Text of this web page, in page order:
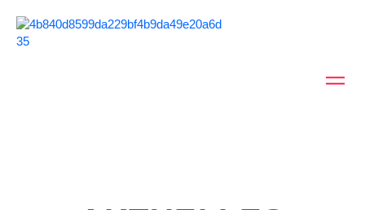
Inhalt
springen